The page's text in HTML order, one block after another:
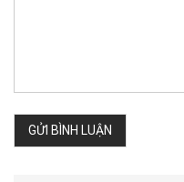
GỬI BÌNH LUẬN